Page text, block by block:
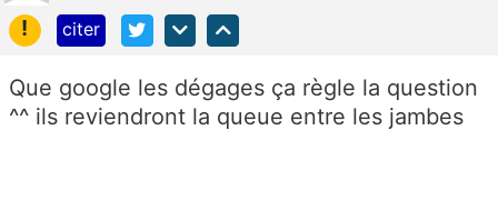
!
citer
Que google les dégages ça règle la question
^^ ils reviendront la queue entre les jambes